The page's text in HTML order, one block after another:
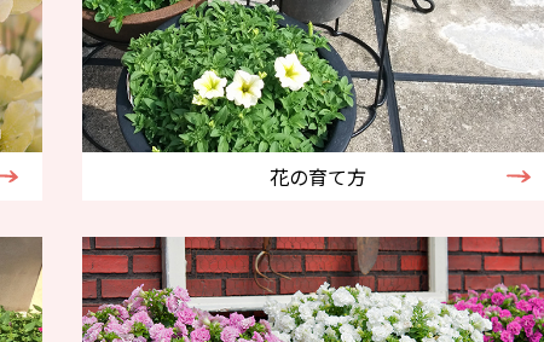
花の育て方